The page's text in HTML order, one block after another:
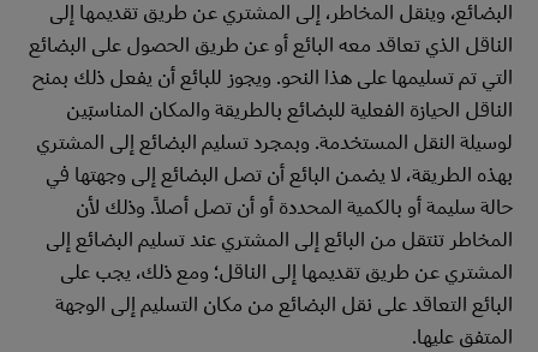
البضائع، وينقل المخاطر، إلى المشتري عن طريق تقديمها إلى
الناقل الذي تعاقد معه البائع أو عن طريق الحصول على البضائع
التي تم تسليمها على هذا النحو. ويجوز للبائع أن يفعل ذلك بمنح
الناقل الحيازة الفعلية للبضائع بالطريقة والمكان المناسبَين
لوسيلة النقل المستخدمة. وبمجرد تسليم البضائع إلى المشتري
بهذه الطريقة، لا يضمن البائع أن تصل البضائع إلى وجهتها في
حالة سليمة أو بالكمية المحددة أو أن تصل أصلاً. وذلك لأن
المخاطر تنتقل من البائع إلى المشتري عند تسليم البضائع إلى
المشتري عن طريق تقديمها إلى الناقل؛ ومع ذلك، يجب على
البائع التعاقد على نقل البضائع من مكان التسليم إلى الوجهة
المتفق عليها.